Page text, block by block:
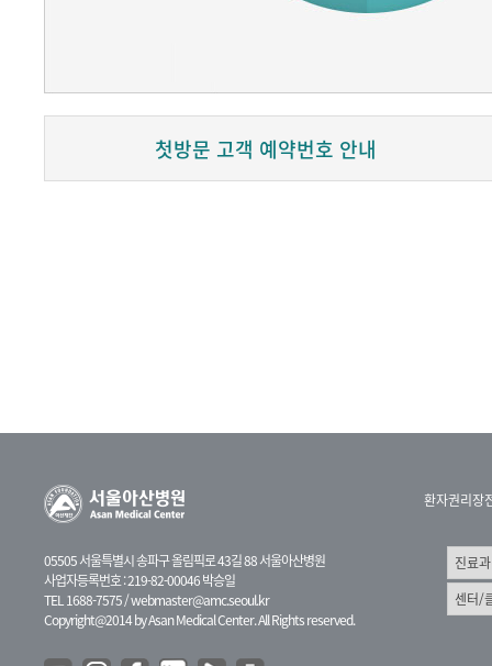
첫방문 고객 예약번호 안내
05505 서울특별시 송파구 올림픽로 43길 88 서울아산병원
사업자등록번호 : 219-82-00046 박승일
TEL 1688-7575 /webmaster@amc.seoul.kr
Copyright@2014 by Asan Medical Center. All Rights reserved.
환자권리장